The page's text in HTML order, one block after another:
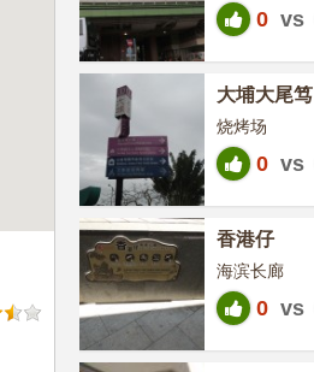
0 vs
大埔大尾笃
烧烤场
0 vs
香港仔
海滨长廊
0 vs